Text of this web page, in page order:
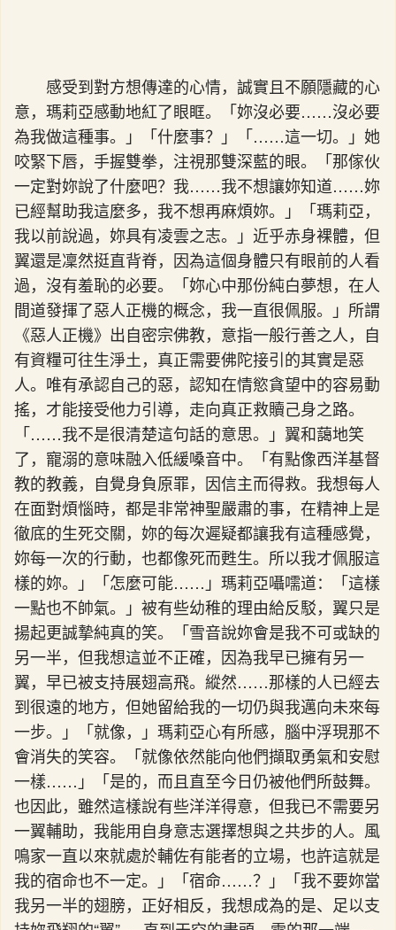
感受到對方想傳達的心情，誠實且不願隱藏的心
意，瑪莉亞感動地紅了眼眶。「妳沒必要……沒必要
為我做這種事。」「什麼事？」「……這一切。」她
咬緊下唇，手握雙拳，注視那雙深藍的眼。「那傢伙
一定對妳說了什麼吧？我……我不想讓妳知道……妳
已經幫助我這麼多，我不想再麻煩妳。」「瑪莉亞，
我以前說過，妳具有凌雲之志。」近乎赤身裸體，但
翼還是凜然挺直背脊，因為這個身體只有眼前的人看
過，沒有羞恥的必要。「妳心中那份純白夢想，在人
間道發揮了惡人正機的概念，我一直很佩服。」所謂
《惡人正機》出自密宗佛教，意指一般行善之人，自
有資糧可往生淨土，真正需要佛陀接引的其實是惡
人。唯有承認自己的惡，認知在情慾貪望中的容易動
搖，才能接受他力引導，走向真正救贖己身之路。
「……我不是很清楚這句話的意思。」翼和藹地笑
了，寵溺的意味融入低緩嗓音中。「有點像西洋基督
教的教義，自覺身負原罪，因信主而得救。我想每人
在面對煩惱時，都是非常神聖嚴肅的事，在精神上是
徹底的生死交關，妳的每次遲疑都讓我有這種感覺，
妳每一次的行動，也都像死而甦生。所以我才佩服這
樣的妳。」「怎麼可能……」瑪莉亞囁嚅道：「這樣
一點也不帥氣。」被有些幼稚的理由給反駁，翼只是
揚起更誠摯純真的笑。「雪音說妳會是我不可或缺的
另一半，但我想這並不正確，因為我早已擁有另一
翼，早已被支持展翅高飛。縱然……那樣的人已經去
到很遠的地方，但她留給我的一切仍與我邁向未來每
一步。」「就像，」瑪莉亞心有所感，腦中浮現那不
會消失的笑容。「就像依然能向他們擷取勇氣和安慰
一樣……」「是的，而且直至今日仍被他們所鼓舞。
也因此，雖然這樣說有些洋洋得意，但我已不需要另
一翼輔助，我能用自身意志選擇想與之共步的人。風
鳴家一直以來就處於輔佐有能者的立場，也許這就是
我的宿命也不一定。」「宿命……？」「我不要妳當
我另一半的翅膀，正好相反，我想成為的是、足以支